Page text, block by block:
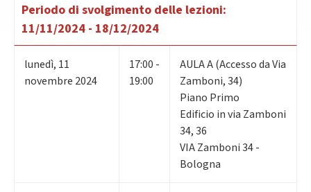
Periodo di svolgimento delle lezioni:
11/11/2024 - 18/12/2024
lunedì, 11
novembre 2024
17:00 -
19:00
AULA A (Accesso da Via
Zamboni, 34)
Piano Primo
Edificio in via Zamboni
34, 36
VIA Zamboni 34 -
Bologna